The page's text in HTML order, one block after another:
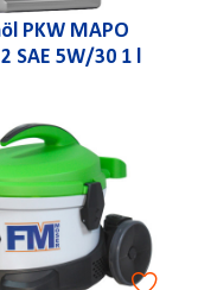
PKW MAPO
SAE 5W/30 1 l